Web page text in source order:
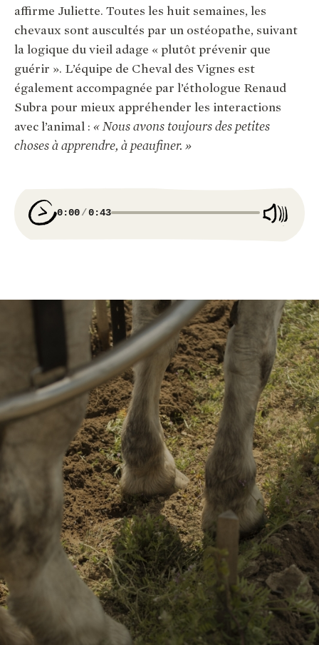
affirme Juliette. Toutes les huit semaines, les
chevaux sont auscultés par un ostéopathe, suivant
la logique du vieil adage « plutôt prévenir que
guérir ». L’équipe de Cheval des Vignes est
également accompagnée par l’éthologue Renaud
Subra pour mieux appréhender les interactions
avec l’animal : « Nous avons toujours des petites
choses à apprendre, à peaufiner. »
0:00 0:43